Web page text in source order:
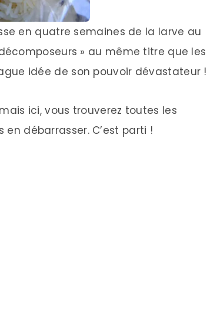
en quatre semaines de la larve au
» au même titre que les
idée de son pouvoir dévastateur !
ici, vous trouverez toutes les
débarrasser. C’est parti !